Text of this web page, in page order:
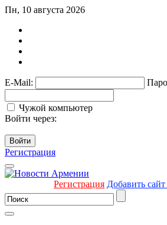
Пн, 10 августа 2026
E-Mail:
Чужой компьютер
Войти через:
Войти
Регистрация
Регистрация Добавить сайт